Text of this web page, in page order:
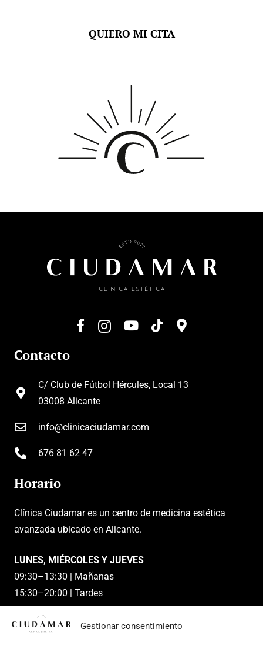
Gestionar consentimiento
QUIERO MI CITA
Contacto
C/ Club de Fútbol Hércules, Local 13
03008 Alicante
info@clinicaciudamar.com
676 81 62 47
Horario
Clínica Ciudamar es un centro de medicina estética
avanzada ubicado en Alicante.
LUNES, MIÉRCOLES Y JUEVES
09:30–13:30 | Mañanas
15:30–20:00 | Tardes
MARTES Y VIERNES
09:30–13:30 | Mañanas